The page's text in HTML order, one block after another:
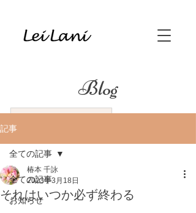
Blog
記事
全ての記事
お知らせ
全ての記事
それはいつか必ず終わる
椿本 千詠
2023年3月18日